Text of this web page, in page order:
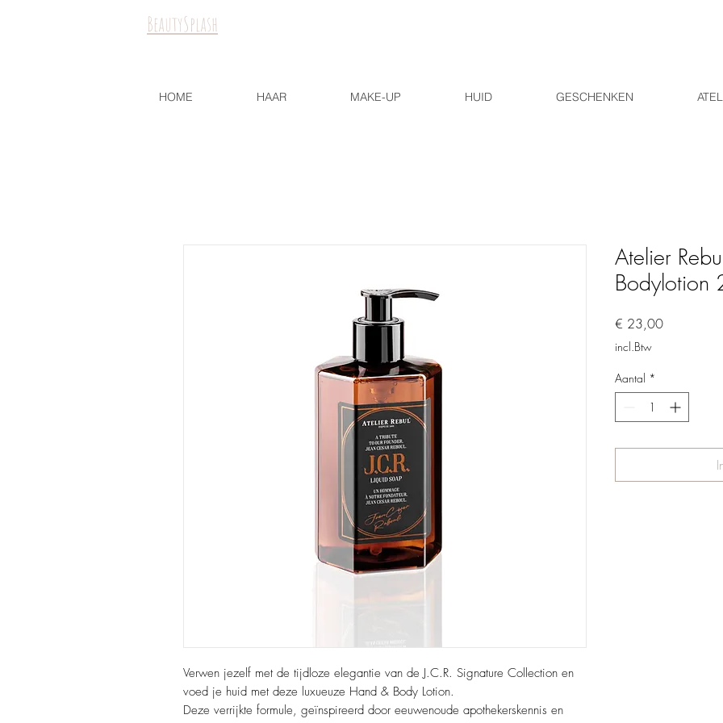
BeautySplash
HOME HAAR MAKE-UP HUID GESCHENKEN
Verwen jezelf met de tijdloze elegantie van de J.C.R. Signature Collection en
voed je huid met deze luxueuze Hand & Body Lotion.
Deze verrijkte formule, geïnspireerd door eeuwenoude apothekerskennis en
Atelier
Bodylotion
€ 23,00Prijs
incl.Btw
Aantal *